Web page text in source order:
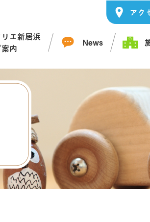
アク
エ新居浜
内
News